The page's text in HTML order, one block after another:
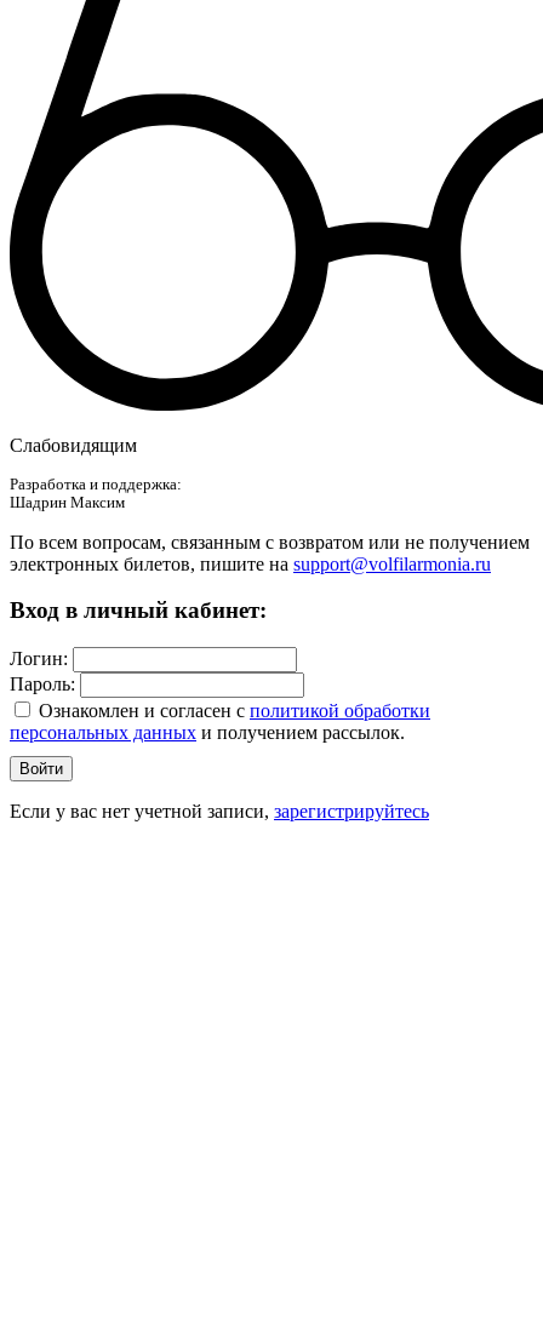
Слабовидящим
Разработка и поддержка:
Шадрин Максим
По всем вопросам, связанным с возвратом или не получением
электронных билетов, пишите на support@volfilarmonia.ru
Вход в личный кабинет:
Логин:
Пароль:
Ознакомлен и согласен c политикой обработки
персональных данных и получением рассылок.
Войти
Если у вас нет учетной записи, зарегистрируйтесь